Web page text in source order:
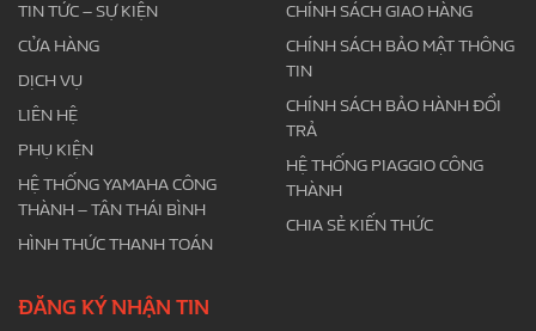
TIN TỨC – SỰ KIỆN
CỬA HÀNG
DỊCH VỤ
LIÊN HỆ
PHỤ KIỆN
HỆ THỐNG YAMAHA CÔNG
THÀNH – TÂN THÁI BÌNH
HÌNH THỨC THANH TOÁN
CHÍNH SÁCH GIAO HÀNG
CHÍNH SÁCH BẢO MẬT THÔNG
TIN
CHÍNH SÁCH BẢO HÀNH ĐỔI
TRẢ
HỆ THỐNG PIAGGIO CÔNG
THÀNH
CHIA SẺ KIẾN THỨC
ĐĂNG KÝ NHẬN TIN